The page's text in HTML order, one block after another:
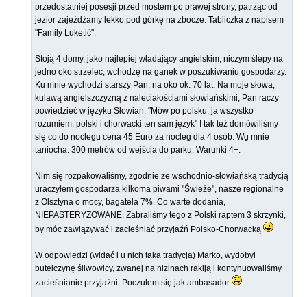
przedostatniej posesji przed mostem po prawej strony, patrząc od
jezior zajeżdżamy lekko pod górkę na zbocze. Tabliczka z napisem
"Family Luketić".
Stoją 4 domy, jako najlepiej władający angielskim, niczym ślepy na
jedno oko strzelec, wchodzę na ganek w poszukiwaniu gospodarzy.
Ku mnie wychodzi starszy Pan, na oko ok. 70 lat. Na moje słowa,
kulawą angielszczyzną z naleciałościami słowiańskimi, Pan raczy
powiedzieć w języku Słowian: "Mów po polsku, ja wszystko
rozumiem, polski i chorwacki ten sam język" I tak też domówiliśmy
się co do noclegu cena 45 Euro za nocleg dla 4 osób. Wg mnie
taniocha. 300 metrów od wejścia do parku. Warunki 4+.
Nim się rozpakowaliśmy, zgodnie ze wschodnio-słowiańską tradycją
uraczyłem gospodarza kilkoma piwami "Świeże", nasze regionalne
z Olsztyna o mocy, bagatela 7%. Co warte dodania,
NIEPASTERYZOWANE. Zabraliśmy tego z Polski raptem 3 skrzynki,
by móc zawiązywać i zacieśniać przyjaźń Polsko-Chorwacką
W odpowiedzi (widać i u nich taka tradycja) Marko, wydobył
butelczynę śliwowicy, zwanej na nizinach rakiją i kontynuowaliśmy
zacieśnianie przyjaźni. Poczułem się jak ambasador